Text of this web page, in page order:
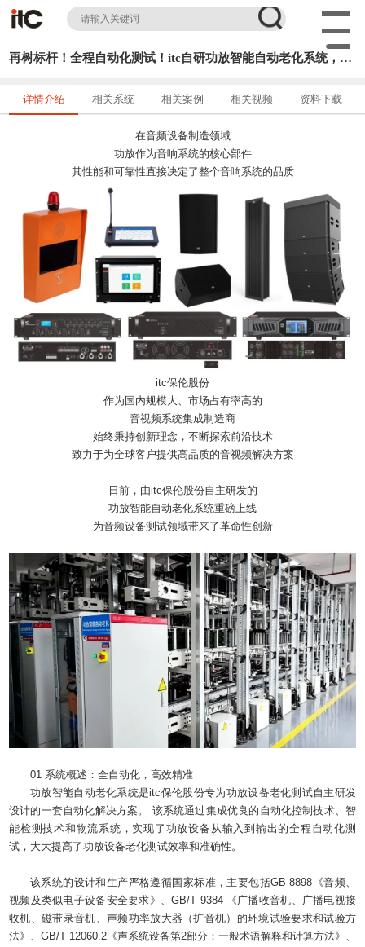
再树标杆！全程自动化测试！itc自研功放智能自动老化系统，为音频设备保驾护航！
详情介绍 相关系统 相关案例 相关视频 资料下载
在音频设备制造领域
功放作为音响系统的核心部件
其性能和可靠性直接决定了整个音响系统的品质
itc保伦股份
作为国内规模大、市场占有率高的
音视频系统集成制造商
始终秉持创新理念，不断探索前沿技术
致力于为全球客户提供高品质的音视频解决方案
日前，由itc保伦股份自主研发的
功放智能自动老化系统重磅上线
为音频设备测试领域带来了革命性创新
01 系统概述： 全自动化，高效精准
功放智能自动老化系统是itc保伦股份专为功放设备老化测试自主研发
设计的一套自动化解决方案。 该系统通过集成优良的自动化控制技术、智
能检测技术和物流系统，实现了功放设备从输入到输出的全程自动化测
试，大大提高了功放设备老化测试效率和准确性。
该系统的设计和生产严格遵循国家标准，主要包括GB 8898《音频、
视频及类似电子设备安全要求》、GB/T 9384 《广播收音机、广播电视接
收机、磁带录音机、声频功率放大器（扩音机）的环境试验要求和试验方
法》、GB/T 12060.2《声系统设备第2部分：一般术语解释和计算方法》、